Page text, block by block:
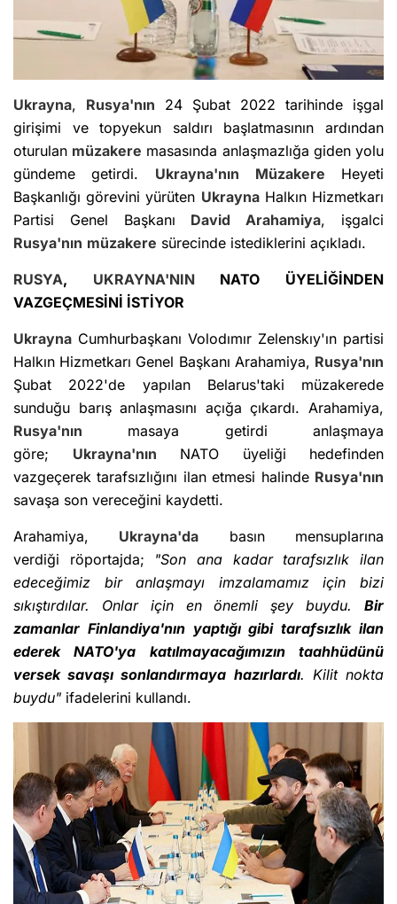
Ukrayna, Rusya'nın 24 Şubat 2022 tarihinde işgal
girişimi ve topyekun saldırı başlatmasının ardından
oturulan müzakere masasında anlaşmazlığa giden yolu
gündeme getirdi. Ukrayna'nın Müzakere Heyeti
Başkanlığı görevini yürüten UkraynaHalkın Hizmetkarı
Partisi Genel Başkanı David Arahamiya, işgalci
Rusya'nın müzakere sürecinde istediklerini açıkladı.
RUSYA, UKRAYNA'NINNATO ÜYELİĞİNDEN
VAZGEÇMESİNİ İSTİYOR
Ukrayna Cumhurbaşkanı Volodımır Zelenskıy'ın partisi
Halkın Hizmetkarı Genel Başkanı Arahamiya, Rusya'nın
Şubat 2022'de yapılan Belarus'taki müzakerede
sunduğu barış anlaşmasını açığa çıkardı. Arahamiya,
Rusya'nın masaya getirdi anlaşmaya
göre; Ukrayna'nın NATO üyeliği hedefinden
vazgeçerek tarafsızlığını ilan etmesi halinde Rusya'nın
savaşa son vereceğini kaydetti.
Arahamiya, Ukrayna'da basın mensuplarına
verdiği röportajda; "Son ana kadar tarafsızlık ilan
edeceğimiz bir anlaşmayı imzalamamız için bizi
sıkıştırdılar. Onlar için en önemli şey buydu. Bir
zamanlar Finlandiya'nın yaptığı gibi tarafsızlık ilan
ederek NATO'ya katılmayacağımızın taahhüdünü
versek savaşı sonlandırmaya hazırlardı. Kilit nokta
buydu" ifadelerini kullandı.